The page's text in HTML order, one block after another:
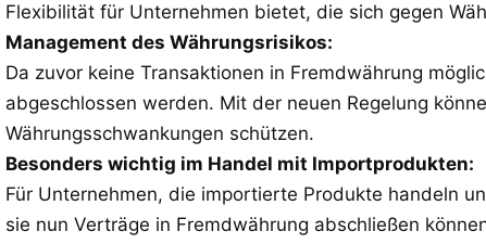
Flexibilität für Unternehmen bietet, die sich gegen
Management des Währungsrisikos:
Da zuvor keine Transaktionen in Fremdwährung
abgeschlossen werden. Mit der neuen Regelung
Währungsschwankungen schützen.
Besonders wichtig im Handel mit Importprodukten:
Für Unternehmen, die importierte Produkte handeln
sie nun Verträge in Fremdwährung abschließen